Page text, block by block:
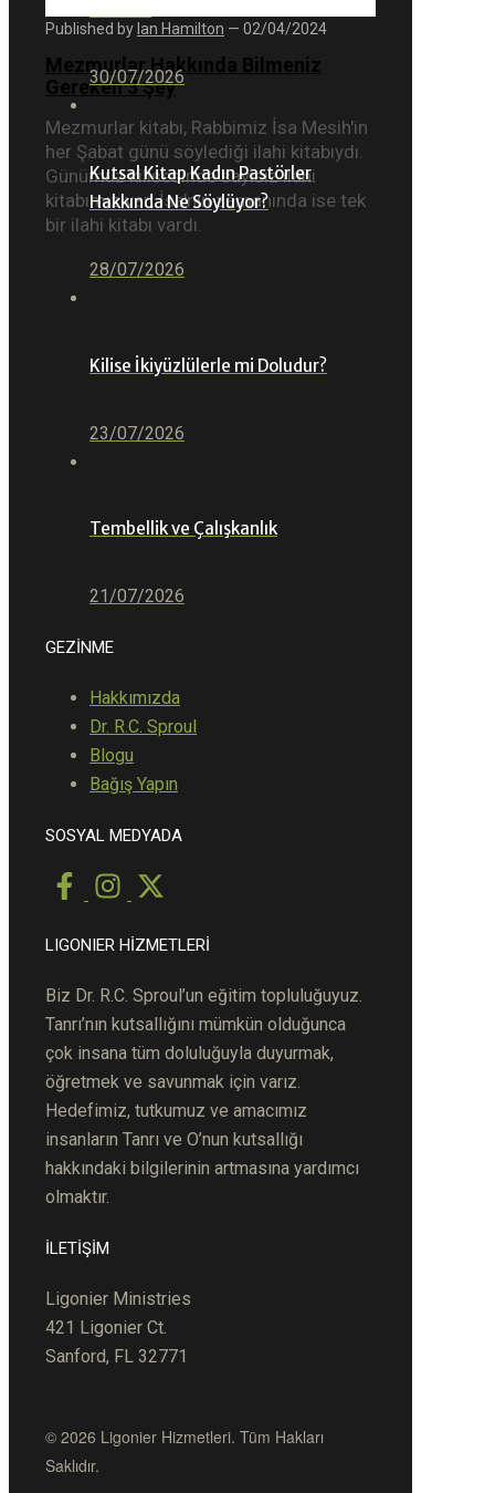
Published by Ian Hamilton — 02/04/2024
Mezmurlar Hakkında Bilmeniz
Gereken 3 Şey
Mezmurlar kitabı, Rabbimiz İsa Mesih'in
her Şabat günü söylediği ilahi kitabıydı.
Günümüz kilisesinde sayısız ilahi
kitabımız var; İsa'nın zamanında ise tek
bir ilahi kitabı vardı.
30/07/2026
Kutsal Kitap Kadın Pastörler
Hakkında Ne Söylüyor?
28/07/2026
Kilise İkiyüzlülerle mi Doludur?
23/07/2026
Tembellik ve Çalışkanlık
21/07/2026
GEZİNME
Hakkımızda
Dr. R.C. Sproul
Blogu
Bağış Yapın
SOSYAL MEDYADA
LIGONIER HİZMETLERİ
Biz Dr. R.C. Sproul’un eğitim topluluğuyuz.
Tanrı’nın kutsallığını mümkün olduğunca
çok insana tüm doluluğuyla duyurmak,
öğretmek ve savunmak için varız.
Hedefimiz, tutkumuz ve amacımız
insanların Tanrı ve O’nun kutsallığı
hakkındaki bilgilerinin artmasına yardımcı
olmaktır.
İLETİŞİM
Ligonier Ministries
421 Ligonier Ct.
Sanford, FL 32771
© 2026 Ligonier Hizmetleri. Tüm Hakları
Saklıdır.